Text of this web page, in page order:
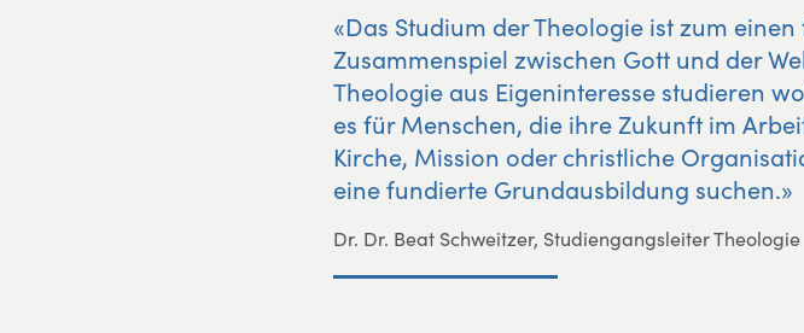
«Das Studium der Theologie ist zum
Zusammenspiel zwischen Gott und der
Theologie aus Eigeninteresse studieren
es für Menschen, die ihre Zukunft im
Kirche, Mission oder christliche
eine fundierte Grundausbildung suchen.»
Dr. Dr. Beat Schweitzer, Studiengangsleiter Theologie